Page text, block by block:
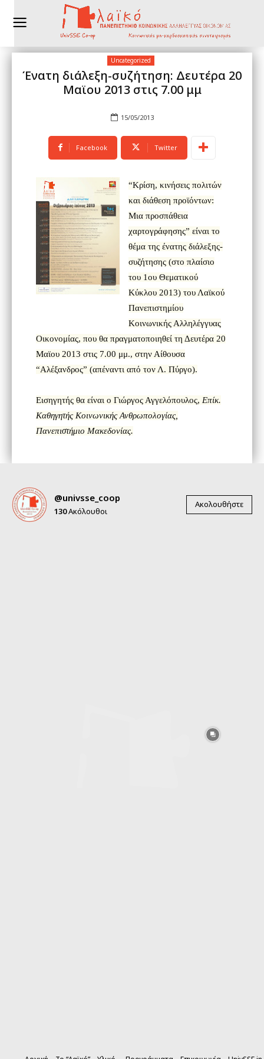
Uncategorized
Ένατη διάλεξη-συζήτηση: Δευτέρα 20
Μαϊου 2013 στις 7.00 μμ
15/05/2013
Facebook Twitter
“Kρίση, κινήσεις πολιτών
και διάθεση προϊόντων:
Μια προσπάθεια
χαρτογράφησης” είναι το
θέμα της ένατης διάλεξης-
συζήτησης (στο πλαίσιο
του 1ου Θεματικού
Κύκλου 2013) του Λαϊκού
Πανεπιστημίου
Κοινωνικής Αλληλέγγυας
Οικονομίας, που θα πραγματοποιηθεί τη Δευτέρα 20
Μαϊου 2013 στις 7.00 μμ., στην Αίθουσα
“Αλέξανδρος” (απέναντι από τον Λ. Πύργο).
Εισηγητής θα είναι ο Γιώργος Αγγελόπουλος, Επίκ.
Καθηγητής Κοινωνικής Ανθρωπολογίας,
Πανεπιστήμιο Μακεδονίας.
@univsse_coop
130Ακόλουθοι
Ακολουθήστε